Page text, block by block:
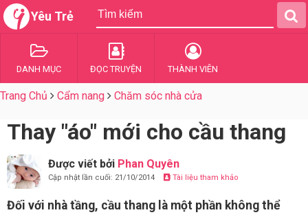
Yêu Trẻ
DANH MỤC ĐỌC TRUYỆN THÀNH VIÊN
Trang Chủ Cẩm nang Chăm sóc nhà cửa
Thay "áo" mới cho cầu thang
Được viết bởi Phan Quyên
Cập nhật lần cuối: 21/10/2014 Tài liệu tham khảo
Đối với nhà tầng, cầu thang là một phần không thể